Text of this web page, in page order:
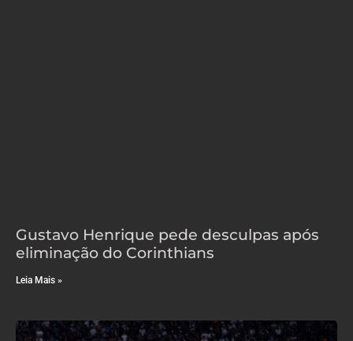
Gustavo Henrique pede desculpas após
eliminação do Corinthians
Leia Mais »